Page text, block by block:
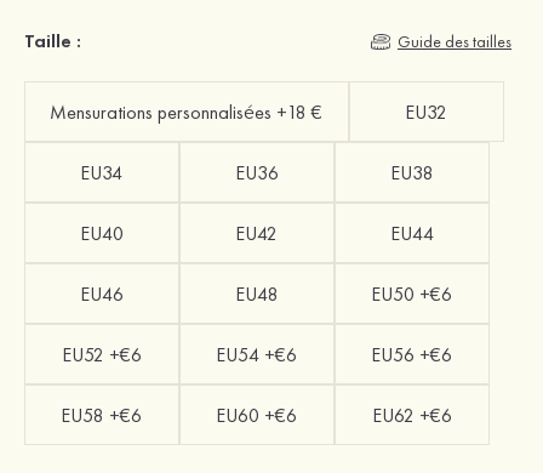
Taille : Guide des tailles
Mensurations personnalisées +18 € EU32
EU34 EU36 EU38
EU40 EU42 EU44
EU46 EU48 EU50 +€6
EU52 +€6 EU54 +€6 EU56 +€6
EU58 +€6 EU60 +€6 EU62 +€6